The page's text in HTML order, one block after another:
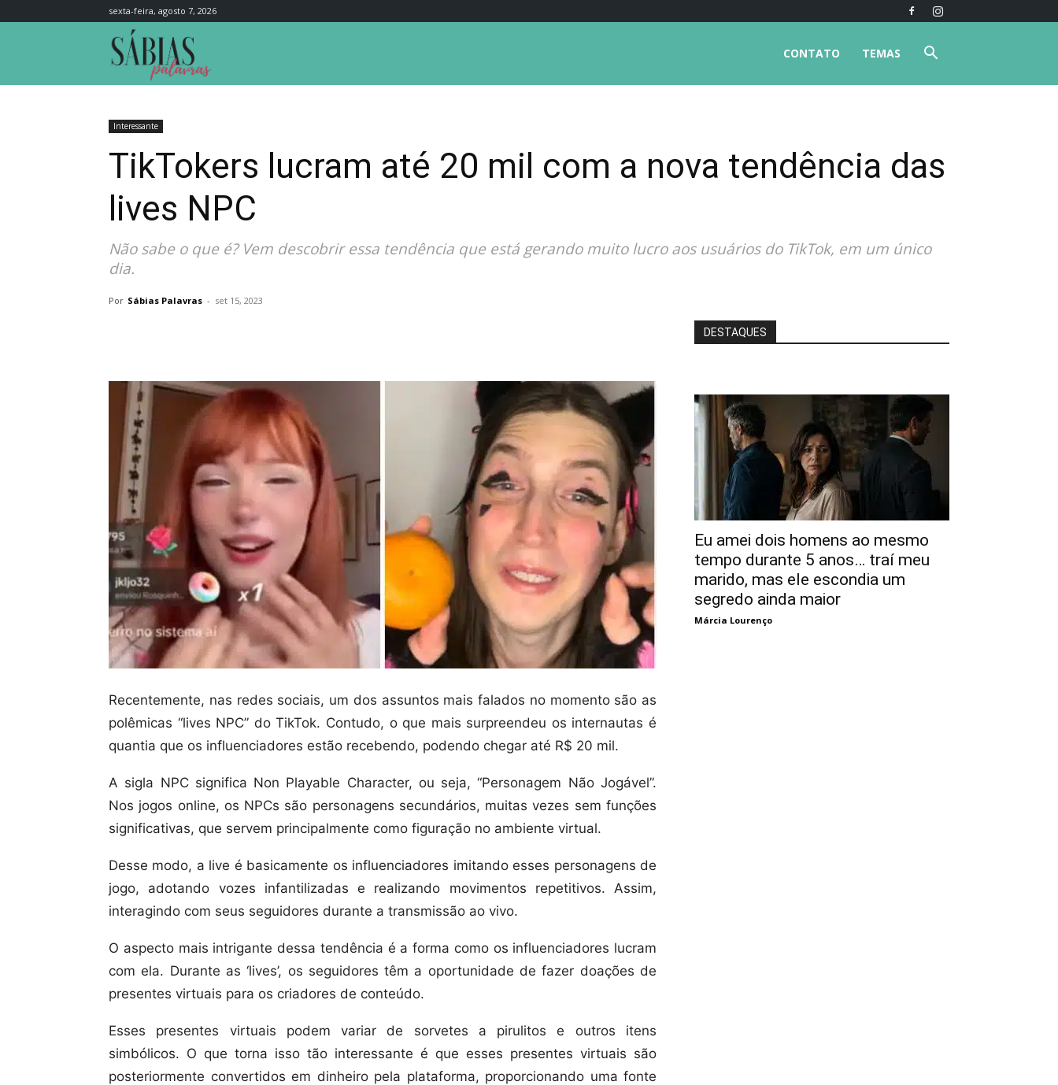
sexta-feira, agosto 7, 2026
TEMAS
CONTATO
Interessante
TikTokers lucram até 20 mil com a nova tendência das
lives NPC
Não sabe o que é? Vem descobrir essa tendência que está gerando muito lucro aos usuários do TikTok, em um único
dia.
Por Sábias Palavras - set 15, 2023
Recentemente, nas redes sociais, um dos assuntos mais falados no momento são as
polêmicas “lives NPC” do TikTok. Contudo, o que mais surpreendeu os internautas é
quantia que os influenciadores estão recebendo, podendo chegar até R$ 20 mil.
A sigla NPC significa Non Playable Character, ou seja, “Personagem Não Jogável”.
Nos jogos online, os NPCs são personagens secundários, muitas vezes sem funções
significativas, que servem principalmente como figuração no ambiente virtual.
Desse modo, a live é basicamente os influenciadores imitando esses personagens de
jogo, adotando vozes infantilizadas e realizando movimentos repetitivos. Assim,
interagindo com seus seguidores durante a transmissão ao vivo.
O aspecto mais intrigante dessa tendência é a forma como os influenciadores lucram
com ela. Durante as ‘lives’, os seguidores têm a oportunidade de fazer doações de
presentes virtuais para os criadores de conteúdo.
Esses presentes virtuais podem variar de sorvetes a pirulitos e outros itens
simbólicos. O que torna isso tão interessante é que esses presentes virtuais são
posteriormente convertidos em dinheiro pela plataforma, proporcionando uma fonte
DESTAQUES
Eu amei dois homens ao mesmo
tempo durante 5 anos… traí meu
marido, mas ele escondia um
segredo ainda maior
Márcia Lourenço